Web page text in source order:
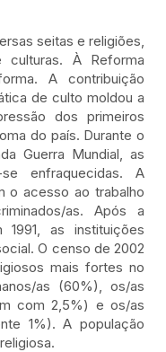
seitas e religiões,
À Reforma
A contribuição
de culto moldou a
dos primeiros
do país. Durante o
Guerra Mundial, as
enfraquecidas. A
o acesso ao trabalho
as. Após a
1991, as instituições
O censo de 2002
mais fortes no
as (60%), os/as
com 2,5%) e os/as
1%). A população